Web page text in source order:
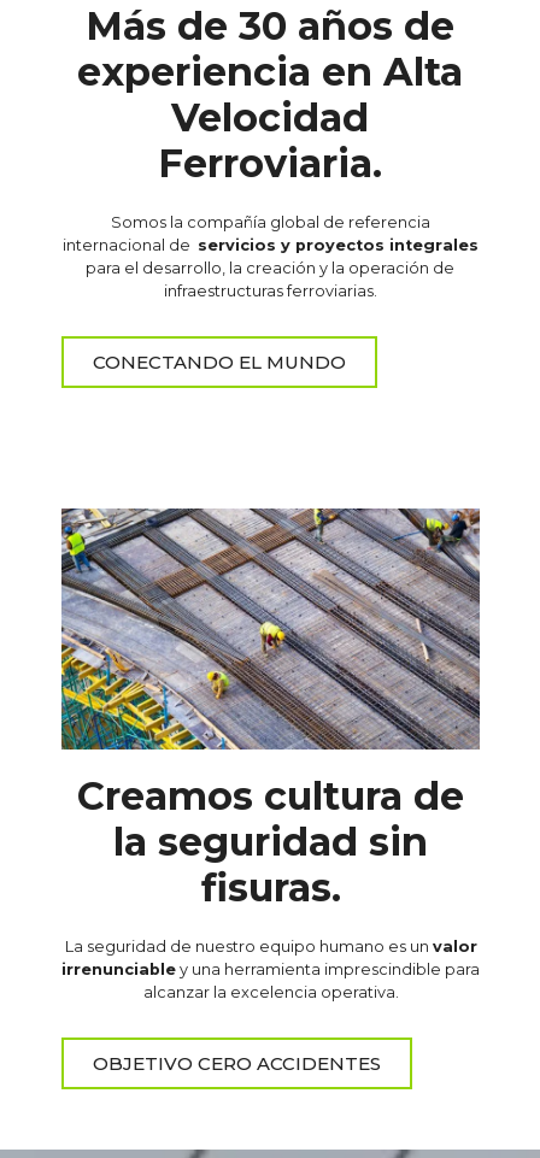
Más de 30 años de
experiencia en Alta
Velocidad
Ferroviaria.
Somos la compañía global de referencia
internacional de servicios y proyectos integrales
para el desarrollo, la creación y la operación de
infraestructuras ferroviarias.
CONECTANDO EL MUNDO
Creamos cultura de
la seguridad sin
fisuras.
La seguridad de nuestro equipo humano es un valor
irrenunciable y una herramienta imprescindible para
alcanzar la excelencia operativa.
OBJETIVO CERO ACCIDENTES